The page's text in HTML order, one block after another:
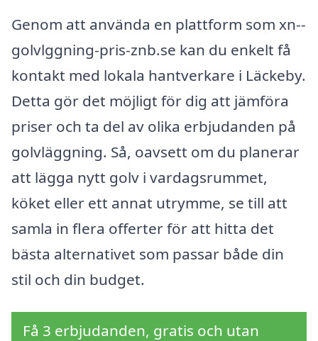
Genom att använda en plattform som xn--
golvlggning-pris-znb.se kan du enkelt få
kontakt med lokala hantverkare i Läckeby.
Detta gör det möjligt för dig att jämföra
priser och ta del av olika erbjudanden på
golvläggning. Så, oavsett om du planerar
att lägga nytt golv i vardagsrummet,
köket eller ett annat utrymme, se till att
samla in flera offerter för att hitta det
bästa alternativet som passar både din
stil och din budget.
Få 3 erbjudanden, gratis och utan